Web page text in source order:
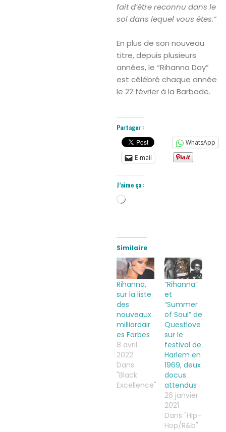
fait d’être reconnu dans le
sol dans lequel vous êtes.”
En plus de son nouveau
titre, depuis plusieurs
années, le “Rihanna Day”
est célébré chaque année
le 22 février à la Barbade.
Partager :
WhatsApp
E-mail
J’aime ça :
Chargement…
Similaire
Rihanna,
sur la liste
des
nouveaux
milliardair
es Forbes
8 avril
2022
Dans
"Black
Excellence"
“Rihanna”
et
“Summer
of Soul” de
Questlove
sur le
festival de
Harlem en
1969, deux
docus
attendus
26 janvier
2021
Dans "Hip-
Hop/R&b"